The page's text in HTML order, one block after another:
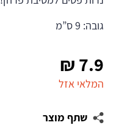
גובה: 9 ס”מ
7.9
₪
המלאי אזל
שתף מוצר